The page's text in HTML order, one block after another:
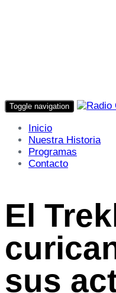
Toggle navigation
Inicio
Nuestra Historia
Programas
Contacto
El
sus